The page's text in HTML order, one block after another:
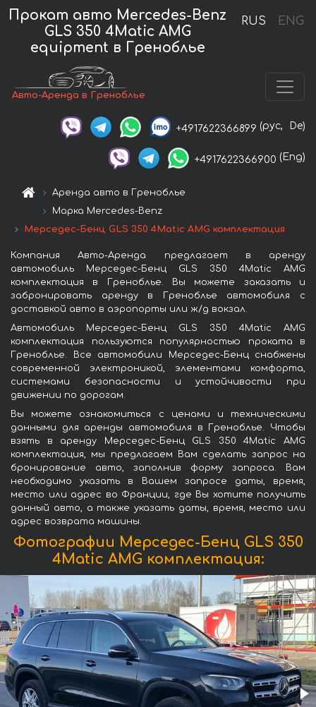
RUS ENG
Прокат авто Mercedes-Benz
GLS 350 4Matic AMG
equipment в Греноблье
Авто-Аренда в Греноблье
+4917622366899 (рус, De)
+4917622366900 (Eng)
Аренда авто в Греноблье
Марка Mercedes-Benz
Мерседес-Бенц GLS 350 4Matic AMG комплектация
Компания Авто-Аренда предлагает в аренду
автомобиль Мерседес-Бенц GLS 350 4Matic AMG
комплектация в Греноблье. Вы можете заказать и
забронировать аренду в Греноблье автомобиля с
доставкой авто в аэропорты или ж/д вокзал.
Автомобиль Мерседес-Бенц GLS 350 4Matic AMG
комплектация пользуются популярностью проката в
Греноблье. Все автомобили Мерседес-Бенц снабжены
современной электроникой, элементами комфорта,
системами безопасности и устойчивости при
движении по дорогам.
Вы можете ознакомиться с ценами и техническими
данными для аренды автомобиля в Греноблье. Чтобы
взять в аренду Мерседес-Бенц GLS 350 4Matic AMG
комплектация, мы предлагаем Вам сделать запрос на
бронирование авто, заполнив форму запроса. Вам
необходимо указать в Вашем запросе даты, время,
место или адрес во Франции, где Вы хотите получить
данный авто, а также указать даты, время, место или
адрес возврата машины.
Фотографии Мерседес-Бенц GLS 350
4Matic AMG комплектация: